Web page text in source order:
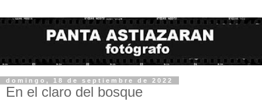
domingo, 18 de septiembre de 2022
En el claro del bosque